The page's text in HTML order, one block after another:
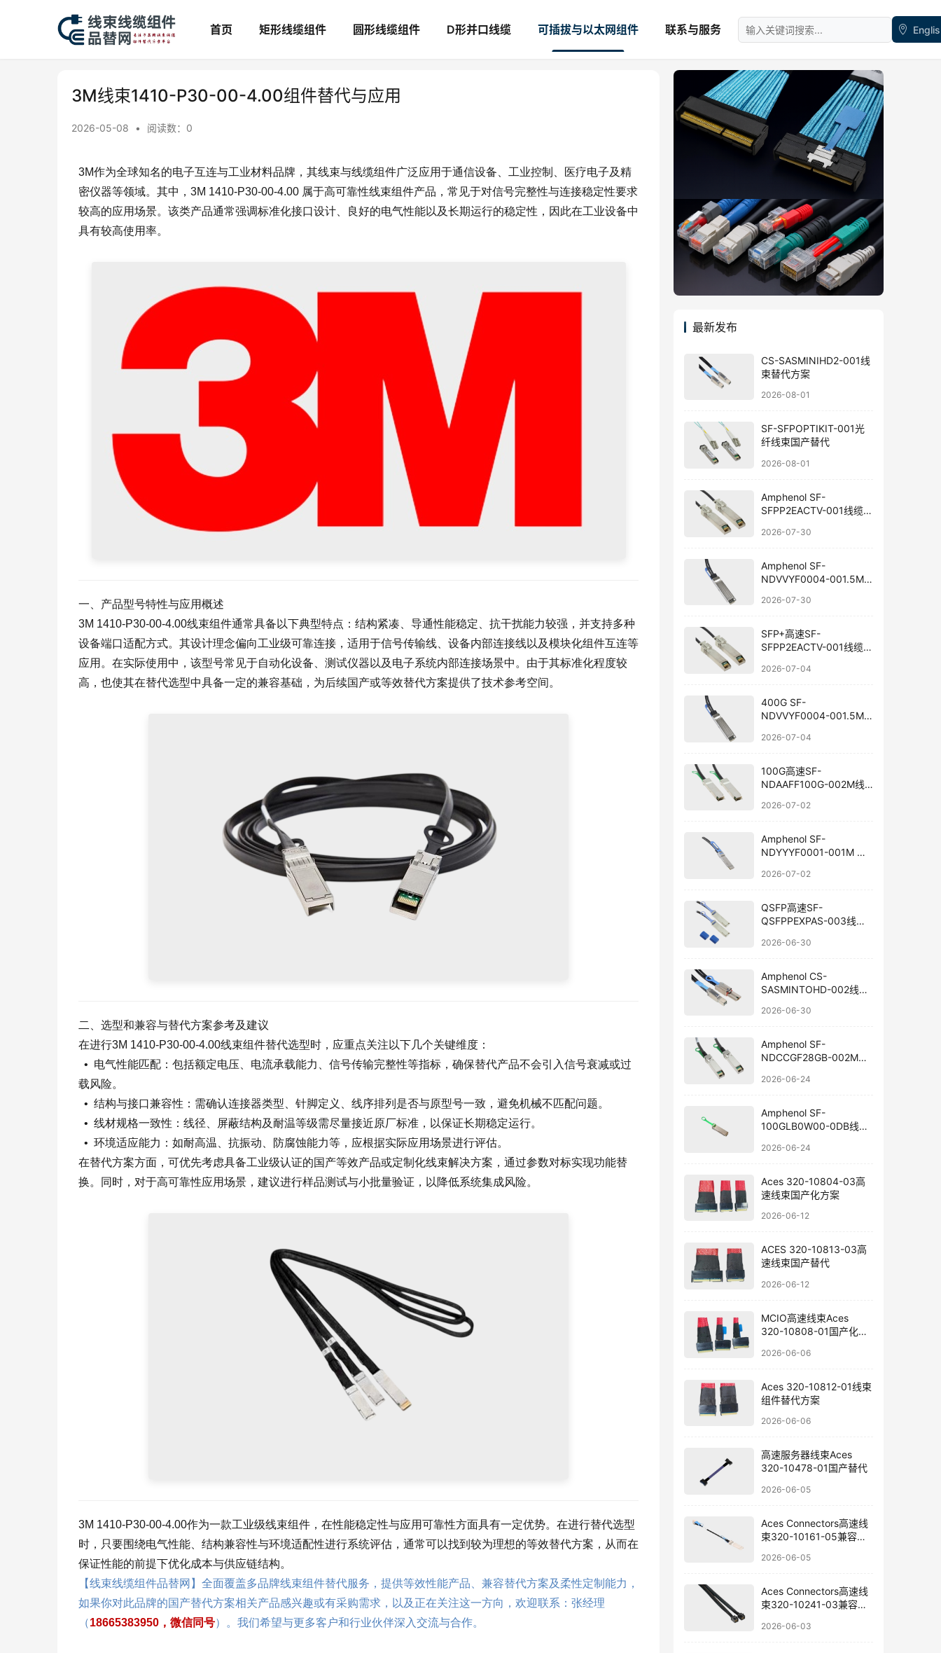
首页 矩形线缆组件 圆形线缆组件 D形并口线缆 可插拔与以太网组件 联系与服务
3M线束1410-P30-00-4.00组件替代与应用
2026-05-08 • 阅读数： 0
3M作为全球知名的电子互连与工业材料品牌，其线束与线缆组件广泛应用于通信设备、工业控制、医疗电子及精
密仪器等领域。其中，3M 1410-P30-00-4.00 属于高可靠性线束组件产品，常见于对信号完整性与连接稳定性要求
较高的应用场景。该类产品通常强调标准化接口设计、良好的电气性能以及长期运行的稳定性，因此在工业设备中
具有较高使用率。
一、产品型号特性与应用概述
3M 1410-P30-00-4.00线束组件通常具备以下典型特点：结构紧凑、导通性能稳定、抗干扰能力较强，并支持多种
设备端口适配方式。其设计理念偏向工业级可靠连接，适用于信号传输线、设备内部连接线以及模块化组件互连等
应用。在实际使用中，该型号常见于自动化设备、测试仪器以及电子系统内部连接场景中。由于其标准化程度较
高，也使其在替代选型中具备一定的兼容基础，为后续国产或等效替代方案提供了技术参考空间。
二、选型和兼容与替代方案参考及建议
在进行3M 1410-P30-00-4.00线束组件替代选型时，应重点关注以下几个关键维度：
• 电气性能匹配：包括额定电压、电流承载能力、信号传输完整性等指标，确保替代产品不会引入信号衰减或过
载风险。
• 结构与接口兼容性：需确认连接器类型、针脚定义、线序排列是否与原型号一致，避免机械不匹配问题。
• 线材规格一致性：线径、屏蔽结构及耐温等级需尽量接近原厂标准，以保证长期稳定运行。
• 环境适应能力：如耐高温、抗振动、防腐蚀能力等，应根据实际应用场景进行评估。
在替代方案方面，可优先考虑具备工业级认证的国产等效产品或定制化线束解决方案，通过参数对标实现功能替
换。同时，对于高可靠性应用场景，建议进行样品测试与小批量验证，以降低系统集成风险。
3M 1410-P30-00-4.00作为一款工业级线束组件，在性能稳定性与应用可靠性方面具有一定优势。在进行替代选型
时，只要围绕电气性能、结构兼容性与环境适配性进行系统评估，通常可以找到较为理想的等效替代方案，从而在
保证性能的前提下优化成本与供应链结构。
【线束线缆组件品替网】全面覆盖多品牌线束组件替代服务，提供等效性能产品、兼容替代方案及柔性定制能力，
如果你对此品牌的国产替代方案相关产品感兴趣或有采购需求，以及正在关注这一方向，欢迎联系：张经理
（18665383950，微信同号）。我们希望与更多客户和行业伙伴深入交流与合作。
最新发布
CS-SASMINIHD2-001线
束替代方案
2026-08-01
SF-SFPOPTIKIT-001光
纤线束国产替代
2026-08-01
Amphenol SF-
SFPP2EACTV-001线缆组
2026-07-30
Amphenol SF-
NDVVYF0004-001.5M
2026-07-30
SFP+高速SF-
SFPP2EACTV-001线缆国
2026-07-04
400G SF-
NDVVYF0004-001.5M
2026-07-04
100G高速SF-
NDAAFF100G-002M线
2026-07-02
Amphenol SF-
NDYYYF0001-001M 线
2026-07-02
QSFP高速SF-
QSFPPEXPAS-003线束
2026-06-30
Amphenol CS-
SASMINTOHD-002线束
2026-06-30
Amphenol SF-
NDCCGF28GB-002M线
2026-06-24
Amphenol SF-
100GLB0W00-0DB线束
2026-06-24
Aces 320-10804-03高
速线束国产化方案
2026-06-12
ACES 320-10813-03高
速线束国产替代
2026-06-12
MCIO高速线束Aces
320-10808-01国产化选
2026-06-06
Aces 320-10812-01线束
组件替代方案
2026-06-06
高速服务器线束Aces
320-10478-01国产替代
2026-06-05
Aces Connectors高速线
束320-10161-05兼容替
2026-06-05
Aces Connectors高速线
束320-10241-03兼容替
2026-06-03